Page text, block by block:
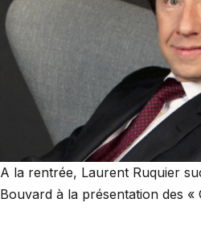
A la rentrée, Laurent Ruquier
Bouvard à la présentation des «